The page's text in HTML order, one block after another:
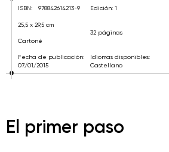
ISBN: 978842614213-9
25,5 x 29,5 cm
Cartoné
Fecha de publicación:
07/01/2015
Edición: 1
32 páginas
Idiomas disponibles:
Castellano
El primer paso